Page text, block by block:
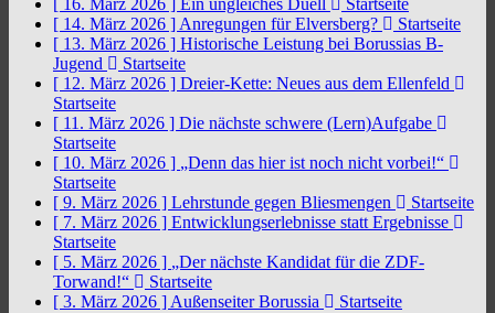
[ 16. März 2026 ] Ein ungleiches Duell
Startseite
[ 14. März 2026 ] Anregungen für Elversberg?
Startseite
[ 13. März 2026 ] Historische Leistung bei Borussias B-
Jugend
Startseite
[ 12. März 2026 ] Dreier-Kette: Neues aus dem Ellenfeld
Startseite
[ 11. März 2026 ] Die nächste schwere (Lern)Aufgabe
Startseite
[ 10. März 2026 ] „Denn das hier ist noch nicht vorbei!“
Startseite
[ 9. März 2026 ] Lehrstunde gegen Bliesmengen
Startseite
[ 7. März 2026 ] Entwicklungserlebnisse statt Ergebnisse
Startseite
[ 5. März 2026 ] „Der nächste Kandidat für die ZDF-
Torwand!“
Startseite
[ 3. März 2026 ] Außenseiter Borussia
Startseite